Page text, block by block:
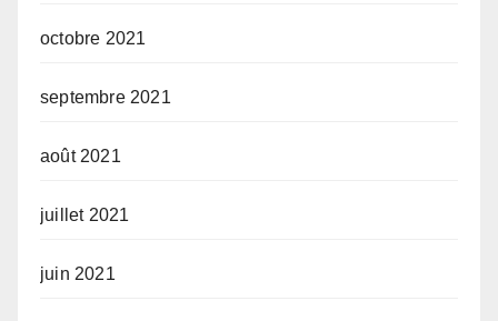
octobre 2021
septembre 2021
août 2021
juillet 2021
juin 2021